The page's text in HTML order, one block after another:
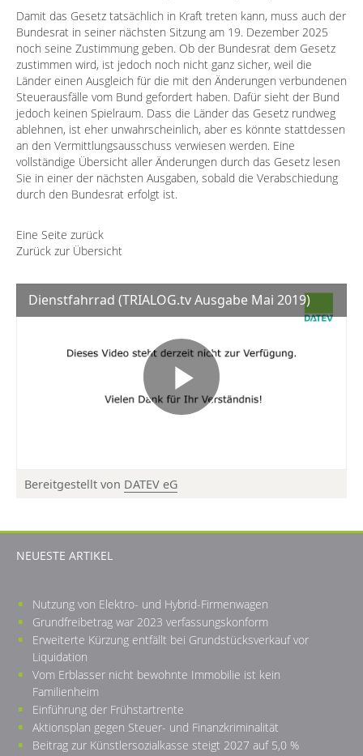
Damit das Gesetz tatsächlich in Kraft treten kann, muss auch der
Bundesrat in seiner nächsten Sitzung am 19. Dezember 2025
noch seine Zustimmung geben. Ob der Bundesrat dem Gesetz
zustimmen wird, ist jedoch noch nicht ganz sicher, weil die
Länder einen Ausgleich für die mit den Änderungen verbundenen
Steuerausfälle vom Bund gefordert haben. Dafür sieht der Bund
jedoch keinen Spielraum. Dass die Länder das Gesetz rundweg
ablehnen, ist eher unwahrscheinlich, aber es könnte stattdessen
an den Vermittlungsausschuss verwiesen werden. Eine
vollständige Übersicht aller Änderungen durch das Gesetz lesen
Sie in einer der nächsten Ausgaben, sobald die Verabschiedung
durch den Bundesrat erfolgt ist.
Eine Seite zurück
Zurück zur Übersicht
Dienstfahrrad (TRIALOG.tv Ausgabe Mai 2019)
Bereitgestellt von DATEV eG
NEUESTE ARTIKEL
Nutzung von Elektro- und Hybrid-Firmenwagen
Grundfreibetrag war 2023 verfassungskonform
Erweiterte Kürzung entfällt bei Grundstücksverkauf vor
Liquidation
Vom Erblasser nicht bewohnte Immobilie ist kein
Familienheim
Einführung der Frühstartrente
Aktionsplan gegen Steuer- und Finanzkriminalität
Beitrag zur Künstlersozialkasse steigt 2027 auf 5,0 %